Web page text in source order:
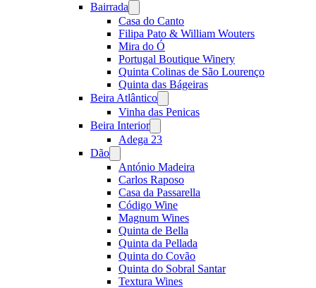
Bairrada
menu
Casa do Canto
Filipa Pato & William Wouters
Mira do Ó
Portugal Boutique Winery
Quinta Colinas de São Lourenço
Quinta das Bágeiras
Beira Atlântico
menu
Vinha das Penicas
Beira Interior
menu
Adega 23
Dão
menu
António Madeira
Carlos Raposo
Casa da Passarella
Código Wine
Magnum Wines
Quinta de Bella
Quinta da Pellada
Quinta do Covão
Quinta do Sobral Santar
Textura Wines